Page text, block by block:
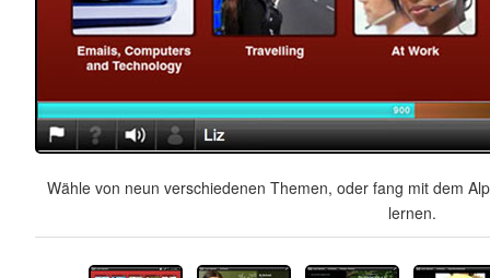
Wähle von neun verschiedenen Themen, oder fang mit dem
lernen.